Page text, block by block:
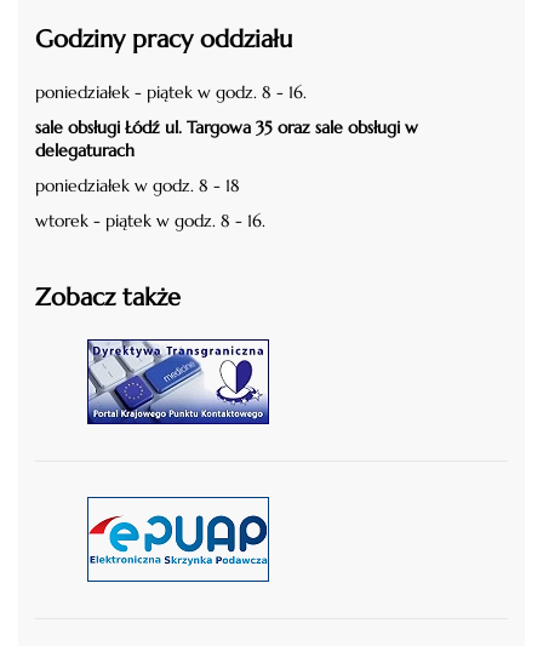
Godziny pracy oddziału
poniedziałek - piątek w godz. 8 - 16.
sale obsługi Łódź ul. Targowa 35 oraz sale obsługi w
delegaturach
poniedziałek w godz. 8 - 18
wtorek - piątek w godz. 8 - 16.
Zobacz także
czytaj więcej
czytaj więcej